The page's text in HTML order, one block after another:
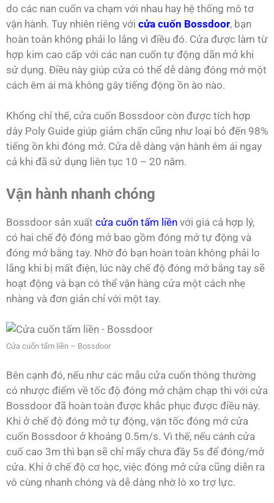
do các nan cuốn va chạm với nhau hay hệ thống mô tơ
vận hành. Tuy nhiên riêng với cửa cuốn Bossdoor, bạn
hoàn toàn không phải lo lắng vì điều đó. Cửa được làm từ
hợp kim cao cấp với các nan cuốn tự động dãn mở khi
sử dụng. Điều này giúp cửa có thể dễ dàng đóng mở một
cách êm ái mà không gây tiếng động ồn ào nào.
Khổng chỉ thế, cửa cuốn Bossdoor còn được tích hợp
dây Poly Guide giúp giảm chấn cũng như loại bỏ đến 98%
tiếng ồn khi đóng mở. Cửa dễ dàng vận hành êm ái ngay
cả khi đã sử dụng liên tục 10 – 20 năm.
Vận hành nhanh chóng
Bossdoor sản xuất cửa cuốn tấm liền với giá cả hợp lý,
có hai chế độ đóng mở bao gồm đóng mở tự động và
đóng mở bằng tay. Nhờ đó bạn hoàn toàn không phải lo
lắng khi bị mất điện, lúc này chế độ đóng mở bằng tay sẽ
hoạt động và bạn có thể vận hàng cửa một cách nhẹ
nhàng và đơn giản chỉ với một tay.
Cửa cuốn tấm liền – Bossdoor
Bên cạnh đó, nếu như các mẫu cửa cuốn thông thường
có nhược điểm về tốc độ đóng mở chậm chạp thì với cửa
Bossdoor đã hoàn toàn được khắc phục được điều này.
Khi ở chế độ đóng mở tự động, vận tốc đóng mở cửa
cuốn Bossdoor ở khoảng 0.5m/s. Vì thế, nếu cánh cửa
cuố cao 3m thì bạn sẽ chỉ mấy chưa đầy 5s để đóng/mở
cửa. Khi ở chế độ cơ học, việc đóng mở cửa cũng diễn ra
vô cùng nhanh chóng và dễ dàng nhờ lò xo trợ lực.